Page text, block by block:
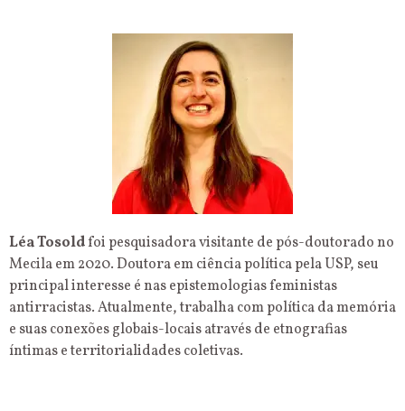
Léa Tosoldfoi pesquisadora visitante de pós-doutorado no
Mecila em 2020. Doutora em ciência política pela USP, seu
principal interesse é nas epistemologias feministas
antirracistas. Atualmente, trabalha com política da memória
e suas conexões globais-locais através de etnografias
íntimas e territorialidades coletivas.